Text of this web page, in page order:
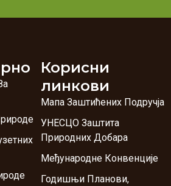
Корисни
линкови
Мапа Заштићених Подручја
УНЕСЦО Заштита
Природних Добара
Међународне Конвенције
Годишњи Планови,